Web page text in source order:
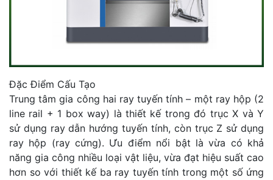
Đặc Điểm Cấu Tạo
Trung tâm gia công hai ray tuyến tính – một ray hộp (2
line rail + 1 box way) là thiết kế trong đó trục X và Y
sử dụng ray dẫn hướng tuyến tính, còn trục Z sử dụng
ray hộp (ray cứng). Ưu điểm nổi bật là vừa có khả
năng gia công nhiều loại vật liệu, vừa đạt hiệu suất cao
hơn so với thiết kế ba ray tuyến tính trong một số ứng